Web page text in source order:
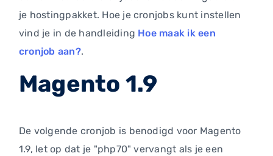
je hostingpakket. Hoe je cronjobs kunt instellen
vind je in de handleiding Hoe maak ik een
cronjob aan?.
Magento 1.9
De volgende cronjob is benodigd voor Magento
1.9, let op dat je "php70" vervangt als je een